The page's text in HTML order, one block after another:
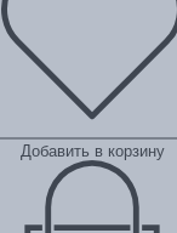
Добавить в корзину